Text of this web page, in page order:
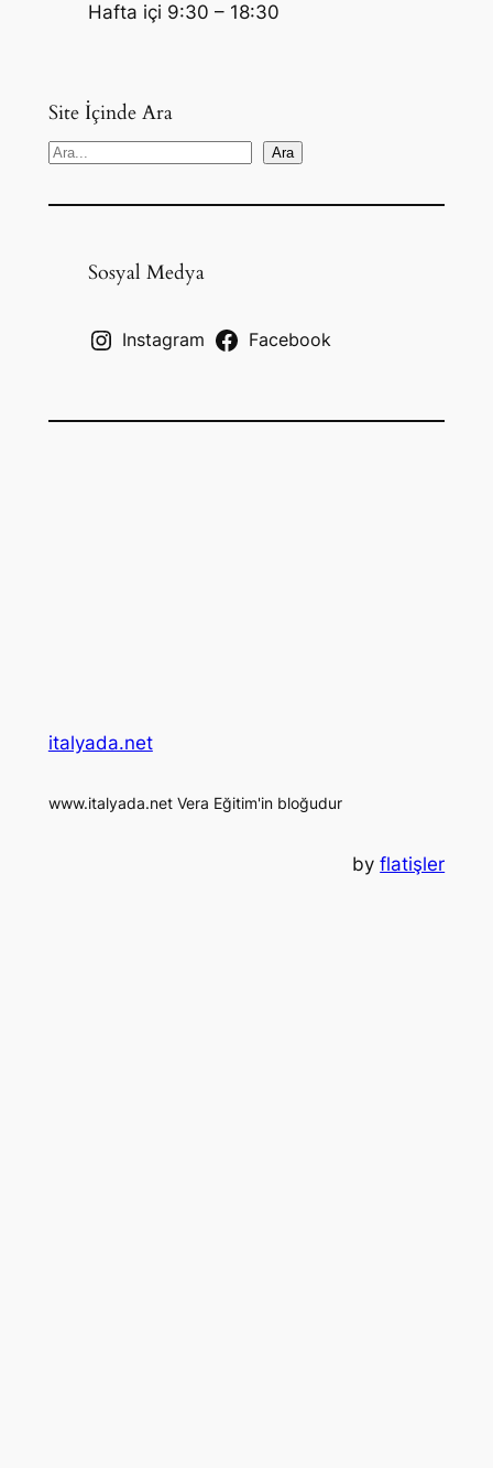
Hafta içi 9:30 – 18:30
Site İçinde Ara
S
a
Ara
Sosyal Medya
Instagram Facebook
italyada.net
www.italyada.net Vera Eğitim'in bloğudur
byflatişler